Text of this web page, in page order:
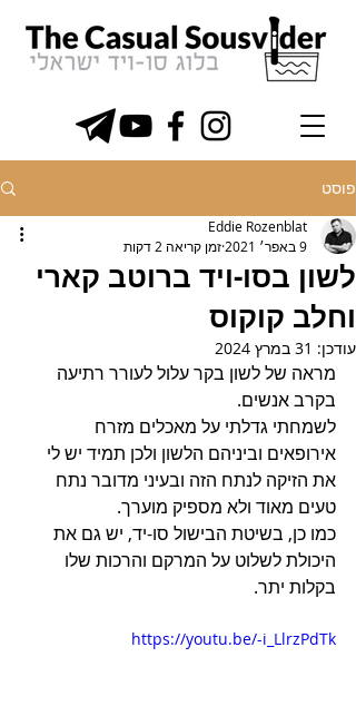
פוסט
לשון בסו-ויד ברוטב קארי
וחלב קוקוס
Eddie Rozenblat
9 באפר׳ 2021
זמן קריאה 2 דקות
עודכן: 31 במרץ 2024
מראה של לשון בקר עלול לעורר רתיעה
בקרב אנשים.
לשמחתי גדלתי על מאכלים מזרח
אירופאים וביניהם הלשון ולכן תמיד יש לי
את הזיקה לנתח הזה ובעיני מדובר נתח
טעים מאוד ולא מספיק מוערך.
כמו כן, בשיטת הבישול סו-יד, יש גם את
היכולת לשלוט על המרקם והרכות שלו
בקלות יתר.
https://youtu.be/-i_LlrzPdTk